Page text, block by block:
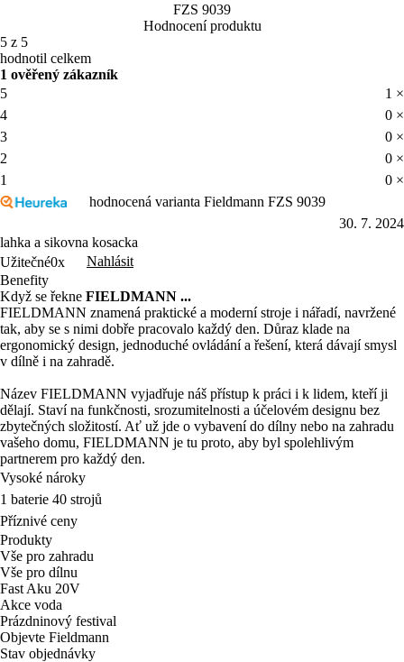
FZS 9039
Hodnocení produktu
5 z 5
hodnotil celkem
1 ověřený zákazník
5
1 ×
4
0 ×
3
0 ×
2
0 ×
1
0 ×
hodnocená varianta Fieldmann FZS 9039
30. 7. 2024
lahka a sikovna kosacka
Užitečné0x
Nahlásit
Benefity
Když se řekne FIELDMANN ...
FIELDMANN znamená praktické a moderní stroje i nářadí, navržené
tak, aby se s nimi dobře pracovalo každý den. Důraz klade na
ergonomický design, jednoduché ovládání a řešení, která dávají smysl
v dílně i na zahradě.
Název FIELDMANN vyjadřuje náš přístup k práci i k lidem, kteří ji
dělají. Staví na funkčnosti, srozumitelnosti a účelovém designu bez
zbytečných složitostí. Ať už jde o vybavení do dílny nebo na zahradu
vašeho domu, FIELDMANN je tu proto, aby byl spolehlivým
partnerem pro každý den.
Vysoké nároky
1 baterie 40 strojů
Příznivé ceny
Produkty
Vše pro zahradu
Vše pro dílnu
Fast Aku 20V
Akce voda
Prázdninový festival
Objevte Fieldmann
Stav objednávky